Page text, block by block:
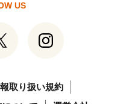
US
取り扱い規約